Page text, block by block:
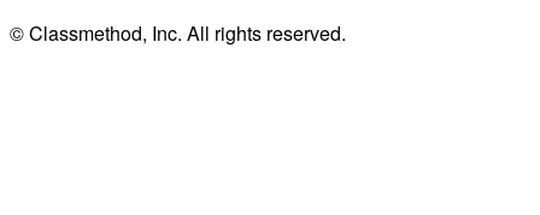
© Classmethod, Inc. All rights reserved.